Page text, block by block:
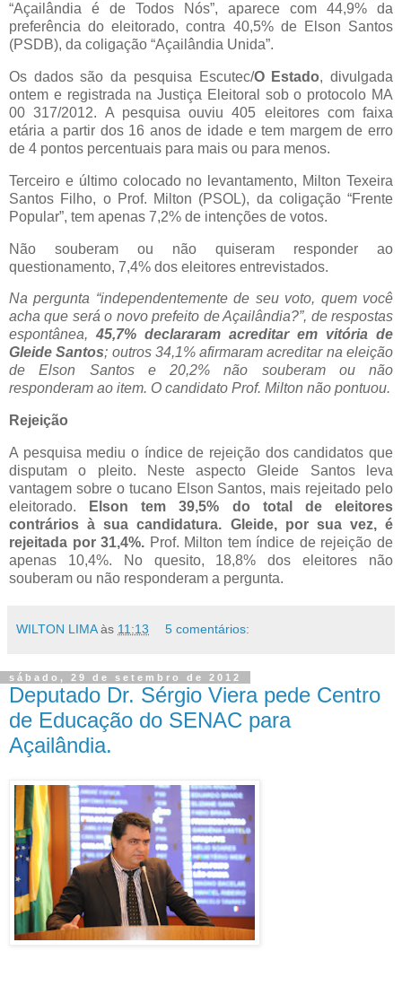
“Açailândia é de Todos Nós”, aparece com 44,9% da
preferência do eleitorado, contra 40,5% de Elson Santos
(PSDB), da coligação “Açailândia Unida”.
Os dados são da pesquisa Escutec/O Estado, divulgada
ontem e registrada na Justiça Eleitoral sob o protocolo MA
00 317/2012. A pesquisa ouviu 405 eleitores com faixa
etária a partir dos 16 anos de idade e tem margem de erro
de 4 pontos percentuais para mais ou para menos.
Terceiro e último colocado no levantamento, Milton Texeira
Santos Filho, o Prof. Milton (PSOL), da coligação “Frente
Popular”, tem apenas 7,2% de intenções de votos.
Não souberam ou não quiseram responder ao
questionamento, 7,4% dos eleitores entrevistados.
Na pergunta “independentemente de seu voto, quem você
acha que será o novo prefeito de Açailândia?”, de respostas
espontânea, 45,7% declararam acreditar em vitória de
Gleide Santos; outros 34,1% afirmaram acreditar na eleição
de Elson Santos e 20,2% não souberam ou não
responderam ao item. O candidato Prof. Milton não pontuou.
Rejeição
A pesquisa mediu o índice de rejeição dos candidatos que
disputam o pleito. Neste aspecto Gleide Santos leva
vantagem sobre o tucano Elson Santos, mais rejeitado pelo
eleitorado.
Elson tem 39,5% do total de eleitores
contrários à sua candidatura. Gleide, por sua vez, é
rejeitada por 31,4%. Prof. Milton tem índice de rejeição de
apenas 10,4%. No quesito, 18,8% dos eleitores não
souberam ou não responderam a pergunta.
WILTON LIMA às 11:13 5 comentários:
sábado, 29 de setembro de 2012
Deputado Dr. Sérgio Viera pede Centro
de Educação do SENAC para
Açailândia.